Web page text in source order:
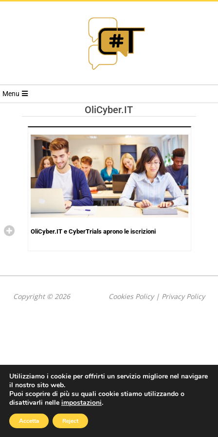
RIVISTA
TRENDS
Menu
OliCyber.IT
OliCyber.IT e CyberTrials aprono le iscrizioni
Copyright © 2026 Cookies Policy| Privacy Policy
Utilizziamo i cookie per offrirti un servizio migliore nel navigare
il nostro sito web.
Puoi scoprire di più su quali cookie stiamo utilizzando o
disattivarli nelle impostazioni.
Accetta Reject